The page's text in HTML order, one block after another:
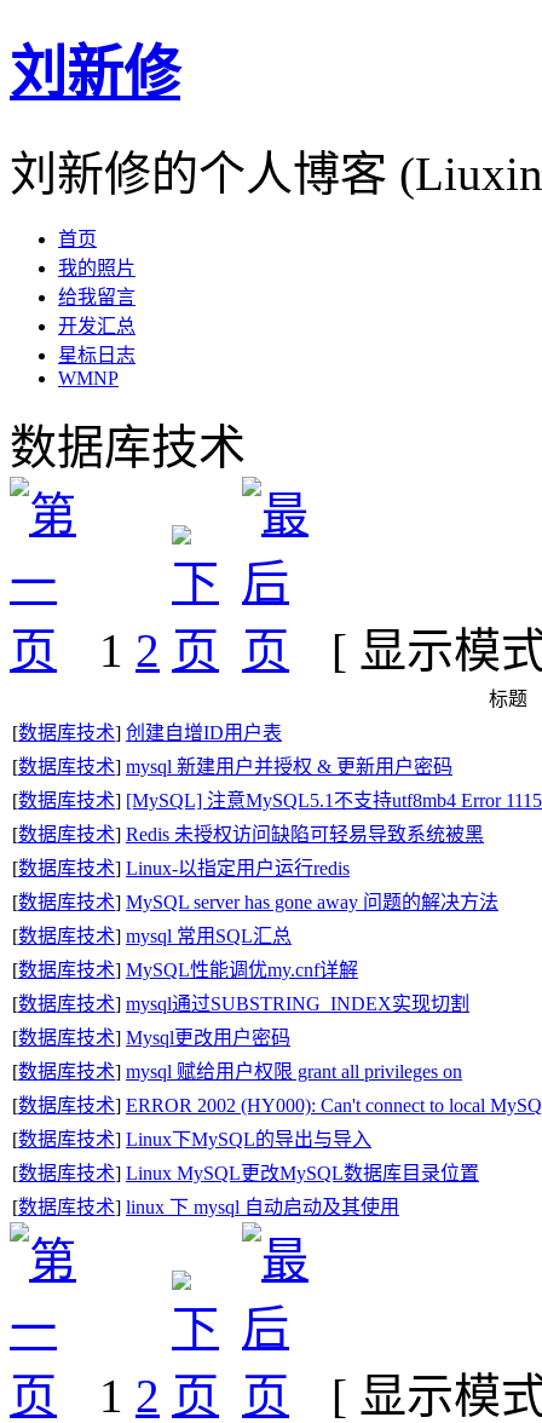
刘新修
刘新修的个人博客
首页
我的照片
给我留言
开发汇总
星标日志
WMNP
数据库技术
1 2 [ 显示模
标题
[数据库技术] 创建自增ID用户表
[数据库技术] mysql 新建用户并授权 & 更新用户密码
[数据库技术] [MySQL] 注意MySQL5.1不支持utf8mb4 Error
[数据库技术] Redis 未授权访问缺陷可轻易导致系统被黑
[数据库技术] Linux-以指定用户运行redis
[数据库技术] MySQL server has gone away 问题的解决方法
[数据库技术] mysql 常用SQL汇总
[数据库技术] MySQL性能调优my.cnf详解
[数据库技术] mysql通过SUBSTRING_INDEX实现切割
[数据库技术] Mysql更改用户密码
[数据库技术] mysql 赋给用户权限 grant all privileges on
[数据库技术] ERROR 2002 (HY000): Can't connect to local
[数据库技术] Linux下MySQL的导出与导入
[数据库技术] Linux MySQL更改MySQL数据库目录位置
[数据库技术] linux 下 mysql 自动启动及其使用
1 2 [ 显示模